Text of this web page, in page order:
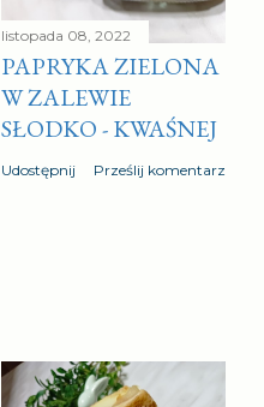
listopada 08, 2022
PAPRYKA ZIELONA
W ZALEWIE
SŁODKO - KWAŚNEJ
Udostępnij Prześlij komentarz